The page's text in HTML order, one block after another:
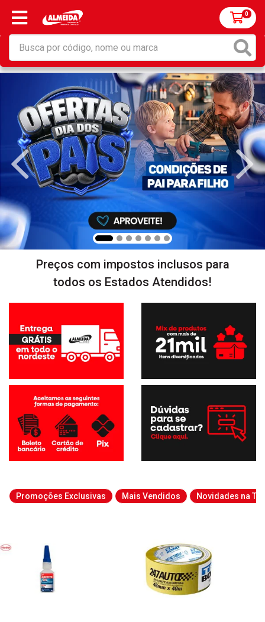
0
Preços com impostos inclusos para
todos os Estados Atendidos!
Promoções Exclusivas Mais Vendidos Novidades na